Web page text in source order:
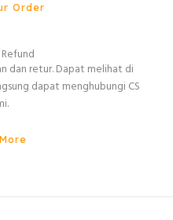
Order
dan retur. Dapat melihat di
dapat menghubungi CS